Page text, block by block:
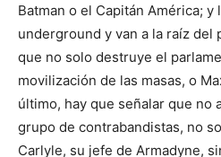
Batman o el Capitán América; y
underground y van a la raíz del
que no solo destruye el
movilización de las masas, o
último, hay que señalar que no
grupo de contrabandistas, no
Carlyle, su jefe de Armadyne,